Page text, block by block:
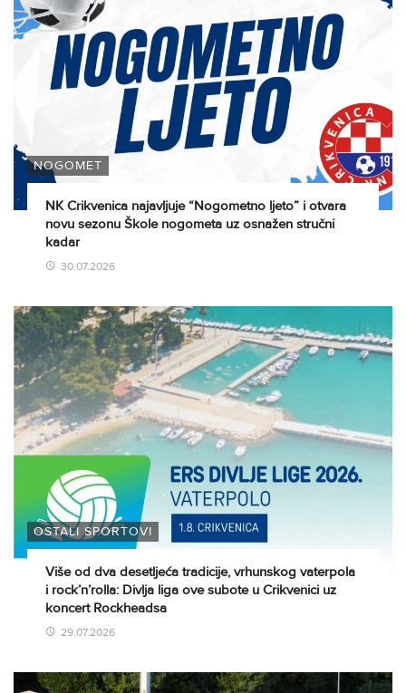
NOGOMET
NK Crikvenica najavljuje “Nogometno ljeto” i otvara
novu sezonu Škole nogometa uz osnažen stručni
kadar
30.07.2026
OSTALI SPORTOVI
Više od dva desetljeća tradicije, vrhunskog vaterpola
i rock’n’rolla: Divlja liga ove subote u Crikvenici uz
koncert Rockheadsa
29.07.2026